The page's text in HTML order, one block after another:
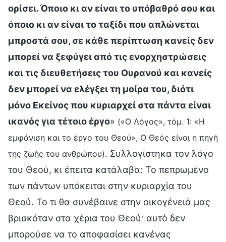
ορίσει. Όποιο κι αν είναι το υπόβαθρό σου και
όποιο κι αν είναι το ταξίδι που απλώνεται
μπροστά σου, σε κάθε περίπτωση κανείς δεν
μπορεί να ξεφύγει από τις ενορχηστρώσεις
και τις διευθετήσεις του Ουρανού και κανείς
δεν μπορεί να ελέγξει τη μοίρα του, διότι
μόνο Εκείνος που κυριαρχεί στα πάντα είναι
ικανός για τέτοιο έργο» («Ο Λόγος», τόμ. 1: «Η
εμφάνιση και το έργο του Θεού», Ο Θεός είναι η πηγή
της ζωής του ανθρώπου). Συλλογίστηκα τον λόγο
του Θεού, κι έπειτα κατάλαβα: Το πεπρωμένο
των πάντων υπόκειται στην κυριαρχία του
Θεού. Το τι θα συνέβαινε στην οικογένειά μας
βρισκόταν στα χέρια του Θεού· αυτό δεν
μπορούσε να το αποφασίσει κανένας